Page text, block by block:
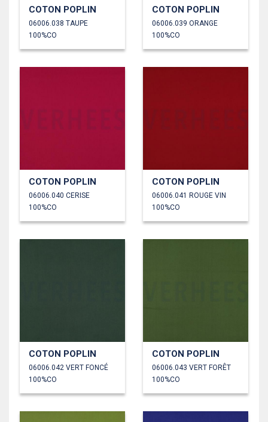
COTON POPLIN
06006.038 TAUPE
100%CO
COTON POPLIN
06006.039 ORANGE
100%CO
COTON POPLIN
06006.040 CERISE
100%CO
COTON POPLIN
06006.041 ROUGE VIN
100%CO
COTON POPLIN
06006.042 VERT FONCÉ
100%CO
COTON POPLIN
06006.043 VERT FORÊT
100%CO